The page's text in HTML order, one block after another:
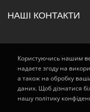
НАШІ КОНТАКТИ
©
Користуючись нашим
надаєте згоду на
а також на обробку
даних. Щоб дізнатися
нашу політику